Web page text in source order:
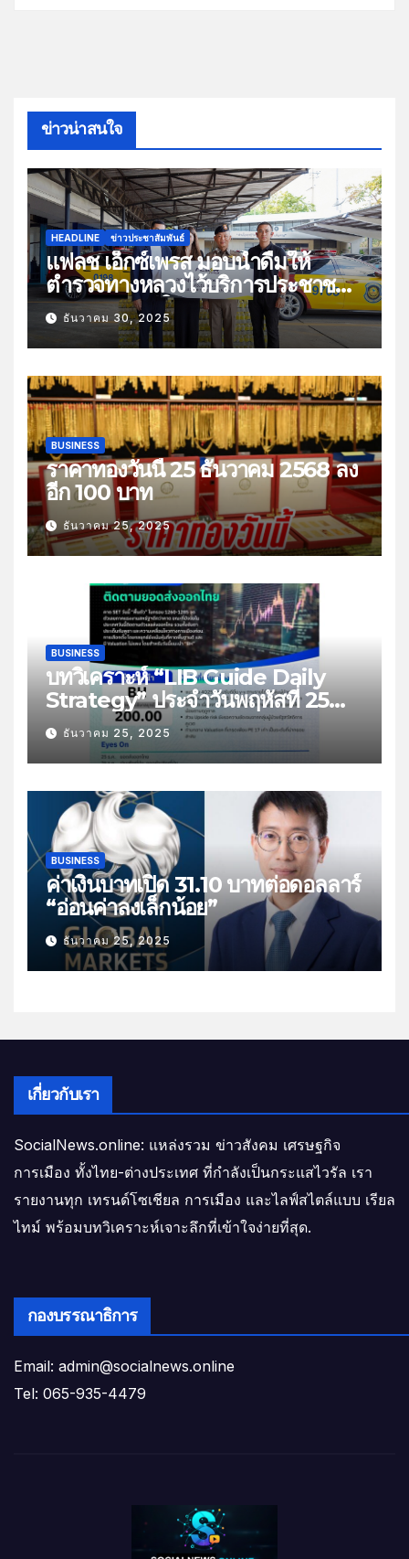
ข่าวน่าสนใจ
HEADLINE ข่าวประชาสัมพันธ์
แฟลช เอ็กซ์เพรส มอบน้ำดื่มให้
ตำรวจทางหลวงไว้บริการประชาชน
ช่วงเทศกาลปีใหม่
ธันวาคม 30, 2025
BUSINESS
ราคาทองวันนี้ 25 ธันวาคม 2568 ลง
อีก 100 บาท
ธันวาคม 25, 2025
BUSINESS
บทวิเคราะห์ “LIB Guide Daily
Strategy” ประจำวันพฤหัสที่ 25
ธันวาคม 2568 หัวข้อ “ติดตามยอด
ส่งออกไทย”
ธันวาคม 25, 2025
BUSINESS
ค่าเงินบาทเปิด 31.10 บาทต่อดอลลาร์
“อ่อนค่าลงเล็กน้อย”
ธันวาคม 25, 2025
เกี่ยวกับเรา
SocialNews.online: แหล่งรวม ข่าวสังคม เศรษฐกิจ
การเมือง ทั้งไทย-ต่างประเทศ ที่กำลังเป็นกระแสไวรัล เรา
รายงานทุก เทรนด์โซเชียล การเมือง และไลฟ์สไตล์แบบ เรียล
ไทม์ พร้อมบทวิเคราะห์เจาะลึกที่เข้าใจง่ายที่สุด.
กองบรรณาธิการ
Email: admin@socialnews.online
Tel: 065-935-4479